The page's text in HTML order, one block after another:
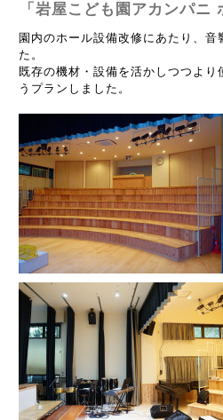
「岩屋こども園アカンパニ
園内のホール設備改修にあたり、音
た。
既存の機材・設備を活かしつつより
うプランしました。